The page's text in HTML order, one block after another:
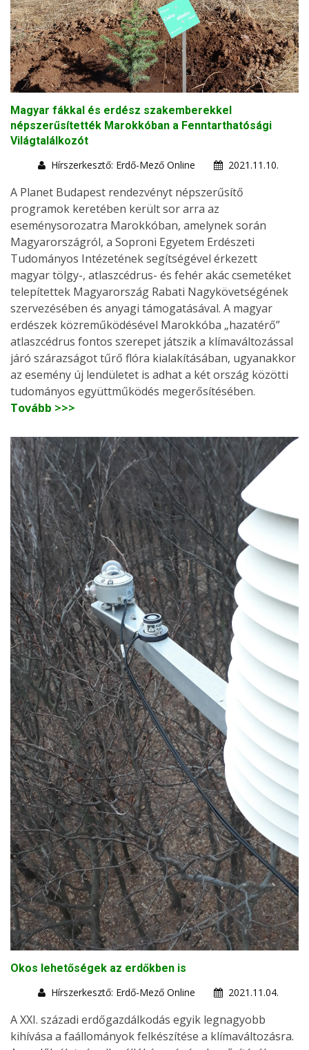
Magyar fákkal és erdész szakemberekkel
népszerűsítették Marokkóban a Fenntarthatósági
Világtalálkozót
Hírszerkesztő: Erdő-Mező Online
2021.11.10.
A Planet Budapest rendezvényt népszerűsítő
programok keretében került sor arra az
eseménysorozatra Marokkóban, amelynek során
Magyarországról, a Soproni Egyetem Erdészeti
Tudományos Intézetének segítségével érkezett
magyar tölgy-, atlaszcédrus- és fehér akác csemetéket
telepítettek Magyarország Rabati Nagykövetségének
szervezésében és anyagi támogatásával. A magyar
erdészek közreműködésével Marokkóba „hazatérő”
atlaszcédrus fontos szerepet játszik a klímaváltozással
járó szárazságot tűrő flóra kialakításában, ugyanakkor
az esemény új lendületet is adhat a két ország közötti
tudományos együttműködés megerősítésében.
Tovább >>>
Okos lehetőségek az erdőkben is
Hírszerkesztő: Erdő-Mező Online
2021.11.04.
A XXI. századi erdőgazdálkodás egyik legnagyobb
kihívása a faállományok felkészítése a klímaváltozásra.